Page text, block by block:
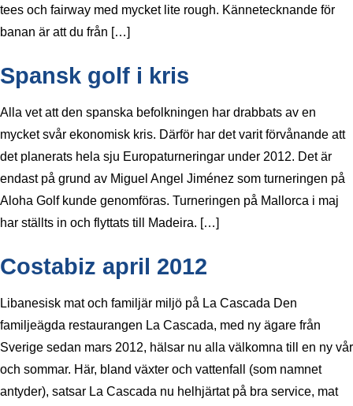
tees och fairway med mycket lite rough. Kännetecknande för
banan är att du från […]
Spansk golf i kris
Alla vet att den spanska befolkningen har drabbats av en
mycket svår ekonomisk kris. Därför har det varit förvånande att
det planerats hela sju Europaturneringar under 2012. Det är
endast på grund av Miguel Angel Jiménez som turneringen på
Aloha Golf kunde genomföras. Turneringen på Mallorca i maj
har ställts in och flyttats till Madeira. […]
Costabiz april 2012
Libanesisk mat och familjär miljö på La Cascada Den
familjeägda restaurangen La Cascada, med ny ägare från
Sverige sedan mars 2012, hälsar nu alla välkomna till en ny vår
och sommar. Här, bland växter och vattenfall (som namnet
antyder), satsar La Cascada nu helhjärtat på bra service, mat